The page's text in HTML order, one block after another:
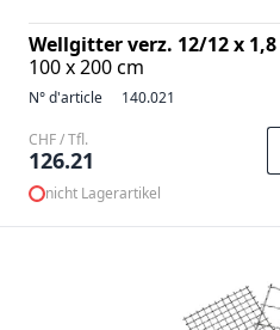
Wellgitter verz. 12/12 x
100 x 200 cm
N° d'article 140.021
CHF / Tfl.
126.21
nicht Lagerartikel